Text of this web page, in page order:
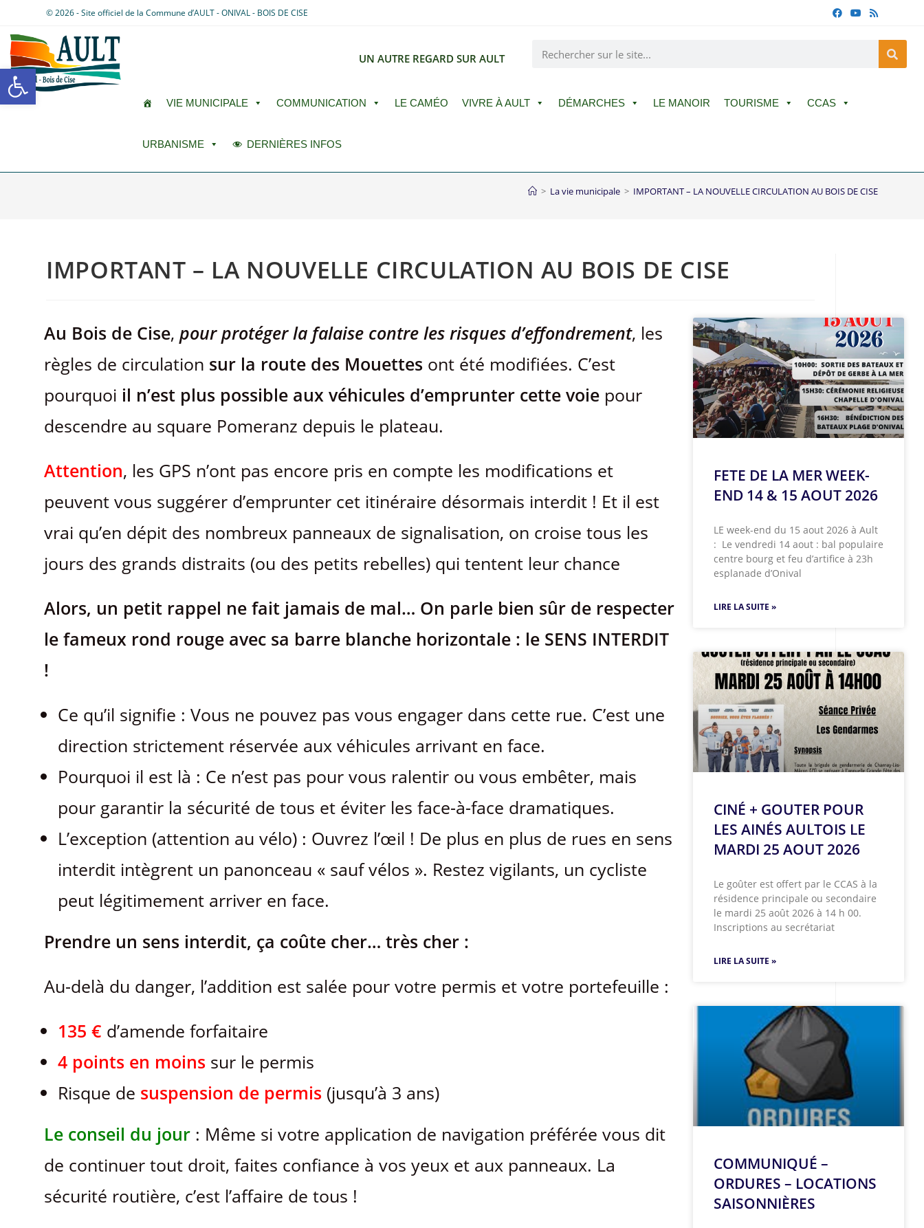
Ouvrir la barre d’outils
© 2026 - Site officiel de la Commune d’AULT - ONIVAL - BOIS DE CISE
UN AUTRE REGARD SUR AULT
VIE MUNICIPALE COMMUNICATION LE CAMÉO VIVRE À AULT DÉMARCHES LE MANOIR TOURISME CCAS
URBANISME DERNIÈRES INFOS
> La vie municipale > IMPORTANT – LA NOUVELLE CIRCULATION AU BOIS DE CISE
IMPORTANT – LA NOUVELLE CIRCULATION AU BOIS DE CISE
Au Bois de Cise, pour protéger la falaise contre les risques d’effondrement, les
règles de circulation sur la route des Mouettes ont été modifiées. C’est
pourquoi il n’est plus possible aux véhicules d’emprunter cette voie pour
descendre au square Pomeranz depuis le plateau.
Attention, les GPS n’ont pas encore pris en compte les modifications et
peuvent vous suggérer d’emprunter cet itinéraire désormais interdit ! Et il est
vrai qu’en dépit des nombreux panneaux de signalisation, on croise tous les
jours des grands distraits (ou des petits rebelles) qui tentent leur chance
Alors, un petit rappel ne fait jamais de mal… On parle bien sûr de respecter
le fameux rond rouge avec sa barre blanche horizontale : le SENS INTERDIT
!
Ce qu’il signifie : Vous ne pouvez pas vous engager dans cette rue. C’est une
direction strictement réservée aux véhicules arrivant en face.
Pourquoi il est là : Ce n’est pas pour vous ralentir ou vous embêter, mais
pour garantir la sécurité de tous et éviter les face-à-face dramatiques.
L’exception (attention au vélo) : Ouvrez l’œil ! De plus en plus de rues en sens
interdit intègrent un panonceau « sauf vélos ». Restez vigilants, un cycliste
peut légitimement arriver en face.
Prendre un sens interdit, ça coûte cher… très cher :
Au-delà du danger, l’addition est salée pour votre permis et votre portefeuille :
135 € d’amende forfaitaire
4 points en moins sur le permis
Risque de suspension de permis (jusqu’à 3 ans)
Le conseil du jour : Même si votre application de navigation préférée vous dit
de continuer tout droit, faites confiance à vos yeux et aux panneaux. La
sécurité routière, c’est l’affaire de tous !
FETE DE LA MER WEEK-
END 14 & 15 AOUT 2026
LE week-end du 15 aout 2026 à Ault
: Le vendredi 14 aout : bal populaire
centre bourg et feu d’artifice à 23h
esplanade d’Onival
LIRE LA SUITE »
CINÉ + GOUTER POUR
LES AINÉS AULTOIS LE
MARDI 25 AOUT 2026
Le goûter est offert par le CCAS à la
résidence principale ou secondaire
le mardi 25 août 2026 à 14 h 00.
Inscriptions au secrétariat
LIRE LA SUITE »
COMMUNIQUÉ –
ORDURES – LOCATIONS
SAISONNIÈRES